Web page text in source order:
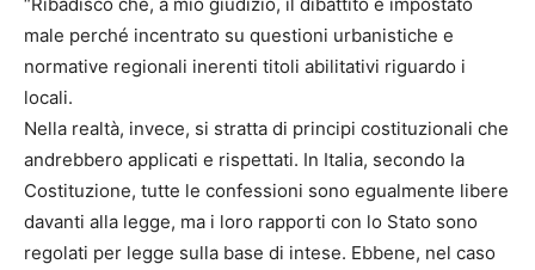
male perché incentrato su questioni urbanistiche e
normative regionali inerenti titoli abilitativi riguardo i
locali.
Nella realtà, invece, si stratta di principi costituzionali che
andrebbero applicati e rispettati. In Italia, secondo la
Costituzione, tutte le confessioni sono egualmente libere
davanti alla legge, ma i loro rapporti con lo Stato sono
regolati per legge sulla base di intese. Ebbene, nel caso